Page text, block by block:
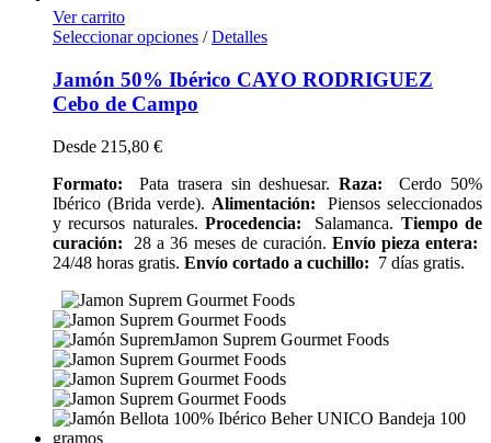
Ver carrito
Seleccionar opciones / Detalles
Jamón 50% Ibérico CAYO RODRIGUEZ
Cebo de Campo
Desde 215,80 €
Formato: Pata trasera sin deshuesar. Raza: Cerdo 50%
Ibérico (Brida verde). Alimentación: Piensos seleccionados
y recursos naturales. Procedencia: Salamanca. Tiempo de
curación: 28 a 36 meses de curación. Envío pieza entera:
24/48 horas gratis. Envío cortado a cuchillo: 7 días gratis.